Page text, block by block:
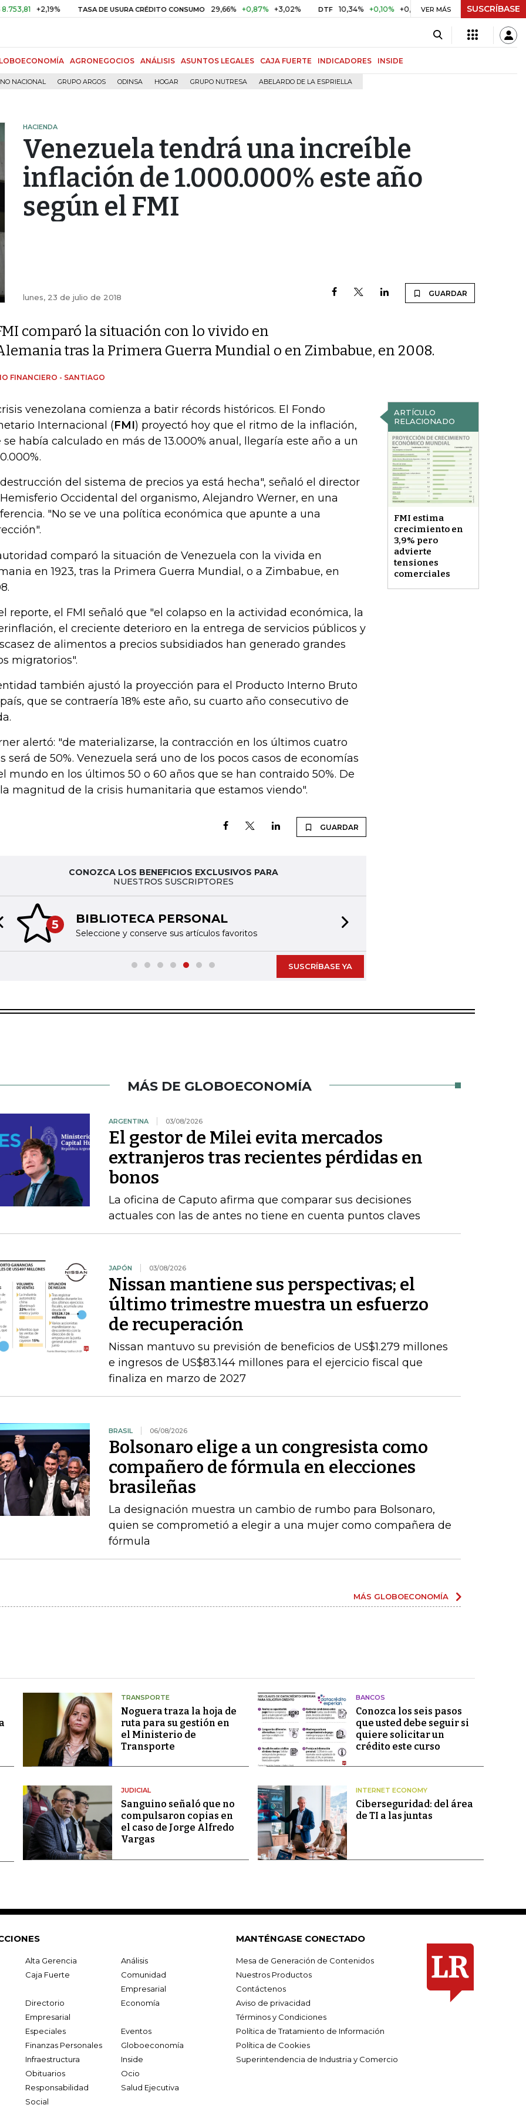
+2,19% TASA DE USURA CRÉDITO CONSUMO 29,66% +0,87% +3,02% DTF 10,34% +0,10% +0,98% UVR $ 416,91 +$ 0,05 +0,01%
VER MÁS SUSCRÍBASE
AGRONEGOCIOS ANÁLISIS ASUNTOS LEGALES CAJA FUERTE INDICADORES INSIDE
NACIONAL GRUPO ARGOS ODINSA HOGAR GRUPO NUTRESA ABELARDO DE LA ESPRIELLA
HACIENDA
Venezuela tendrá una increíble
inflación de 1.000.000% este año
según el FMI
lunes, 23 de julio de 2018 GUARDAR
comparó la situación con lo vivido en
tras la Primera Guerra Mundial o en Zimbabue, en 2008.
FINANCIERO - SANTIAGO
ARTÍCULO
RELACIONADO
FMI estima
crecimiento en
3,9% pero
advierte
tensiones
comerciales
venezolana comienza a batir récords históricos. El Fondo
Internacional (FMI) proyectó hoy que el ritmo de la inflación,
se había calculado en más de 13.000% anual, llegaría este año a un
del sistema de precios ya está hecha", señaló el director
Occidental del organismo, Alejandro Werner, en una
"No se ve una política económica que apunte a una
comparó la situación de Venezuela con la vivida en
en 1923, tras la Primera Guerra Mundial, o a Zimbabue, en
reporte, el FMI señaló que "el colapso en la actividad económica, la
el creciente deterioro en la entrega de servicios públicos y
de alimentos a precios subsidiados han generado grandes
migratorios".
también ajustó la proyección para el Producto Interno Bruto
que se contraería 18% este año, su cuarto año consecutivo de
alertó: "de materializarse, la contracción en los últimos cuatro
será de 50%. Venezuela será uno de los pocos casos de economías
mundo en los últimos 50 o 60 años que se han contraido 50%. De
magnitud de la crisis humanitaria que estamos viendo".
GUARDAR
CONOZCA LOS BENEFICIOS EXCLUSIVOS PARA
NUESTROS SUSCRIPTORES
5 BIBLIOTECA PERSONAL
Seleccione y conserve sus artículos favoritos
slide
SUSCRÍBASE YA
MÁS DE GLOBOECONOMÍA
ARGENTINA 03/08/2026
El gestor de Milei evita mercados
extranjeros tras recientes pérdidas en
bonos
La oficina de Caputo afirma que comparar sus decisiones
actuales con las de antes no tiene en cuenta puntos claves
JAPÓN 03/08/2026
Nissan mantiene sus perspectivas; el
último trimestre muestra un esfuerzo
de recuperación
Nissan mantuvo su previsión de beneficios de US$1.279 millones
e ingresos de US$83.144 millones para el ejercicio fiscal que
finaliza en marzo de 2027
BRASIL 06/08/2026
Bolsonaro elige a un congresista como
compañero de fórmula en elecciones
brasileñas
La designación muestra un cambio de rumbo para Bolsonaro,
quien se comprometió a elegir a una mujer como compañera de
fórmula
MÁS GLOBOECONOMÍA
TRANSPORTE
Noguera traza la hoja de
ruta para su gestión en
el Ministerio de
Transporte
BANCOS
Conozca los seis pasos
que usted debe seguir si
quiere solicitar un
crédito este curso
JUDICIAL
Sanguino señaló que no
compulsaron copias en
el caso de Jorge Alfredo
Vargas
INTERNET ECONOMY
Ciberseguridad: del área
de TI a las juntas
Alta Gerencia
Análisis
Caja Fuerte
Comunidad
Empresarial
Directorio
Empresarial
Economía
Especiales
Eventos
Finanzas Personales
Globoeconomía
Infraestructura
Inside
Obituarios
Ocio
Responsabilidad
Social
Salud Ejecutiva
MANTÉNGASE CONECTADO
Mesa de Generación de Contenidos
Nuestros Productos
Contáctenos
Aviso de privacidad
Términos y Condiciones
Política de Tratamiento de Información
Política de Cookies
Superintendencia de Industria y Comercio